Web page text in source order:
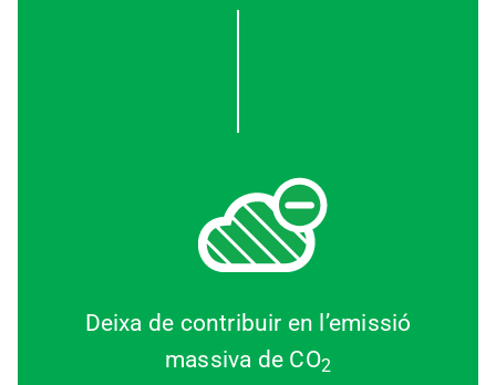
Deixa de contribuir en l’emissió
massiva de CO2